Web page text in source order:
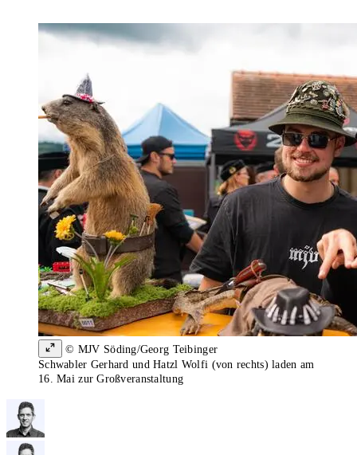
© MJV Söding/Georg Teibinger
Schwabler Gerhard und Hatzl Wolfi (von rechts) laden am
16. Mai zur Großveranstaltung